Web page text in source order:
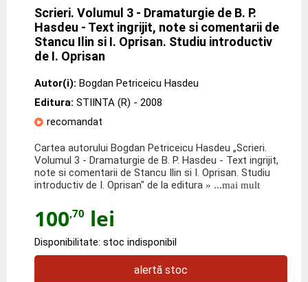
Scrieri. Volumul 3 - Dramaturgie de B. P.
Hasdeu - Text ingrijit, note si comentarii de
Stancu Ilin si I. Oprisan. Studiu introductiv
de I. Oprisan
Autor(i): Bogdan Petriceicu Hasdeu
Editura: STIINTA (R) - 2008
recomandat
Cartea autorului Bogdan Petriceicu Hasdeu „Scrieri.
Volumul 3 - Dramaturgie de B. P. Hasdeu - Text ingrijit,
note si comentarii de Stancu Ilin si I. Oprisan. Studiu
introductiv de I. Oprisan" de la editura » ...mai mult
100,70 lei
Disponibilitate: stoc indisponibil
alertă stoc